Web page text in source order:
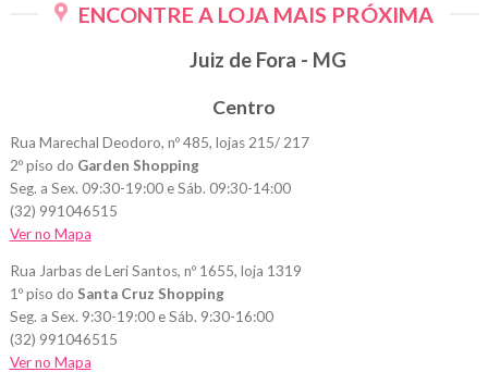
várias
escolhidas
na
página
ENCONTRE A LOJA MAIS PRÓXIMA
Juiz de Fora - MG
Centro
Rua Marechal Deodoro, nº 485, lojas 215/ 217
2º piso do Garden Shopping
Seg. a Sex. 09:30-19:00 e Sáb. 09:30-14:00
(32) 991046515
Ver no Mapa
Rua Jarbas de Leri Santos, nº 1655, loja 1319
1º piso do Santa Cruz Shopping
Seg. a Sex. 9:30-19:00 e Sáb. 9:30-16:00
(32) 991046515
Ver no Mapa